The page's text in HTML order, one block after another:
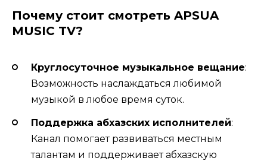
Почему стоит смотреть APSUA
MUSIC TV?
Круглосуточное музыкальное вещание:
Возможность наслаждаться любимой
музыкой в любое время суток.
Поддержка абхазских исполнителей:
Канал помогает развиваться местным
талантам и поддерживает абхазскую